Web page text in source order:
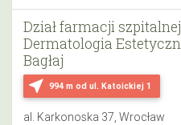
near_me 994 m od ul. Katoickiej 1
Dział farmacji
Dermatologia
Bagłaj
al. Karkonoska 37, Wrocław